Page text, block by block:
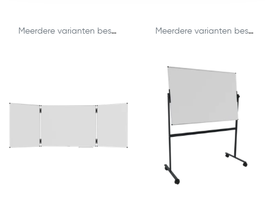
Meerdere varianten beschikbaar Meerdere varianten beschikbaar